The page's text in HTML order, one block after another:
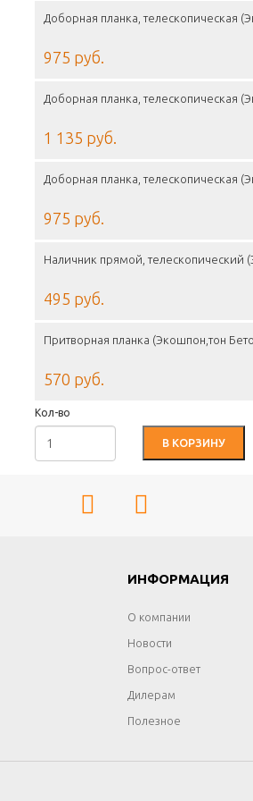
Доборная планка, телескопическая
975 руб.
Доборная планка, телескопическая
1 135 руб.
Доборная планка, телескопическая
975 руб.
Наличник прямой, телескопический
495 руб.
Притворная планка (Экошпон,тон
570 руб.
Кол-во
В КОРЗИНУ
ИНФОРМАЦИЯ
О компании
Новости
Вопрос-ответ
Дилерам
Полезное